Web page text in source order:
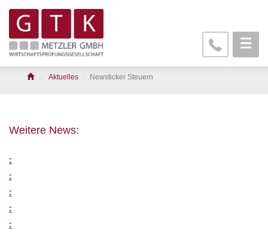
Aktuelles Newsticker Steuern
Weitere News:
:
:
:
:
: